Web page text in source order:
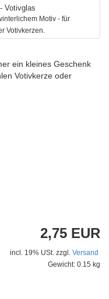
Votivglas
Motiv - für
Votivkerzen.
Votivkerze oder
2,75 EUR
incl. 19% USt. zzgl. Versand
Gewicht: 0.15 kg